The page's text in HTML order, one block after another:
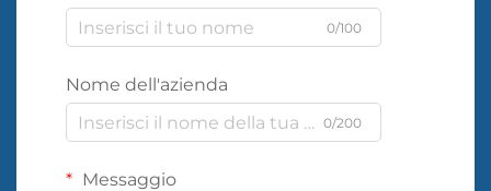
0/100
Nome dell'azienda
0/200
Messaggio